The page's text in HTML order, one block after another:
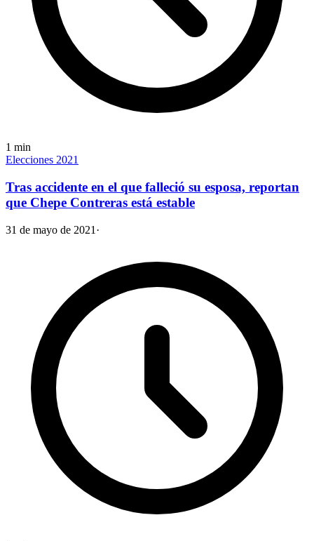
1 min
Elecciones 2021
Tras accidente en el que falleció su esposa, reportan
que Chepe Contreras está estable
31 de mayo de 2021 ·